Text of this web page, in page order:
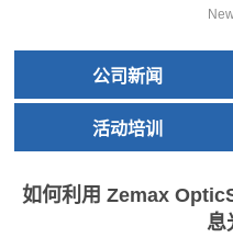
公司新闻
活动培训
如何利用 Zemax
息